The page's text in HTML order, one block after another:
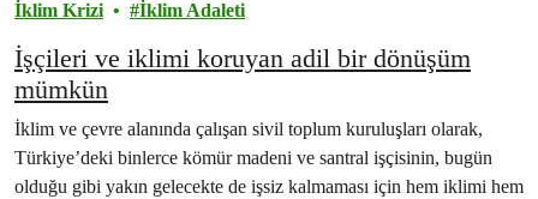
İklim Krizi İklim Adaleti
İşçileri ve iklimi koruyan adil bir dönüşüm
mümkün
İklim ve çevre alanında çalışan sivil toplum kuruluşları olarak,
Türkiye’deki binlerce kömür madeni ve santral işçisinin, bugün
olduğu gibi yakın gelecekte de işsiz kalmaması için hem iklimi hem